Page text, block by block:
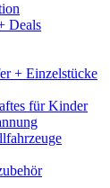
Deals
+ Einzelstücke
für Kinder